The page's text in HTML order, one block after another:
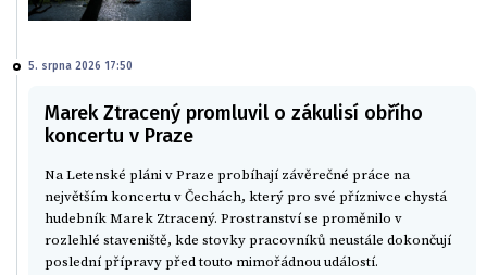
5. srpna 2026 17:50
Marek Ztracený promluvil o zákulisí obřího
koncertu v Praze
Na Letenské pláni v Praze probíhají závěrečné práce na
největším koncertu v Čechách, který pro své příznivce chystá
hudebník Marek Ztracený. Prostranství se proměnilo v
rozlehlé staveniště, kde stovky pracovníků neustále dokončují
poslední přípravy před touto mimořádnou událostí.